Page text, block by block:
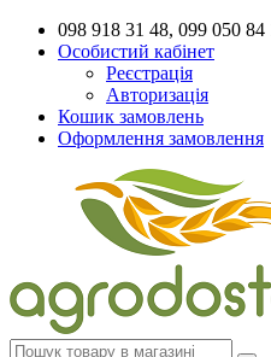
098 918 31 48, 099 050 84
Особистий кабінет
Реєстрація
Авторизація
Кошик замовлень
Оформлення замовлення